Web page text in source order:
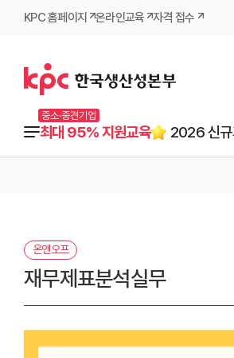
KPC 홈페이지 온라인교육 자격 접수
중소·중견기업
최대 95% 지원교육 2026 신규
온앤오프
재무제표분석실무